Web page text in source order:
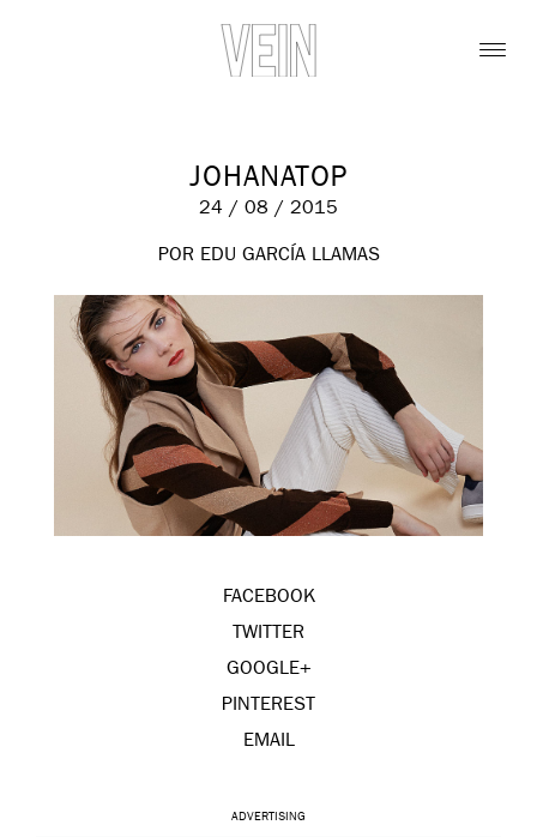
JOHANATOP
24 / 08 / 2015
POR EDU GARCÍA LLAMAS
FACEBOOK
TWITTER
GOOGLE+
PINTEREST
EMAIL
ADVERTISING